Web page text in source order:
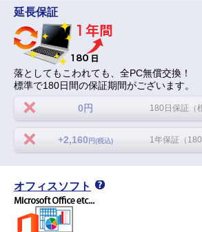
延長保証
落としてもこわれても、全PC無償交換！
標準で180日間の保証期間がございます。
0円 180日保証（
+2,160 円(税込) 1年保証（
オフィスソフト